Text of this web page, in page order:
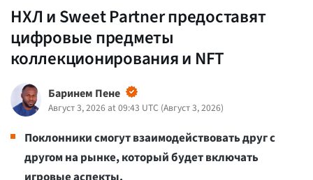
НХЛ и Sweet Partner предоставят
цифровые предметы
коллекционирования и NFT
Баринем Пене
Август 3, 2026 at 09:43 UTC (Август 3, 2026)
Поклонники смогут взаимодействовать друг с
другом на рынке, который будет включать